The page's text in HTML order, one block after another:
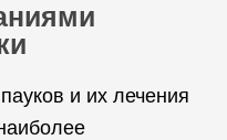
и их лечения